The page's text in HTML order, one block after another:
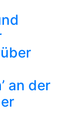
an der